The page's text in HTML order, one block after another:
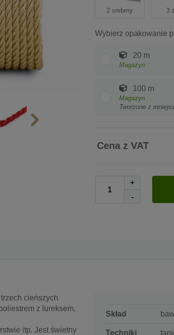
2 srebrny 3
Wybierz opakowanie
20 m
Magazyn
100 m
Magazyn
Tworzone z
Cena z VAT
+
-
cieńszych
z lureksem,
itp. Jest świetny
Skład
Techniki